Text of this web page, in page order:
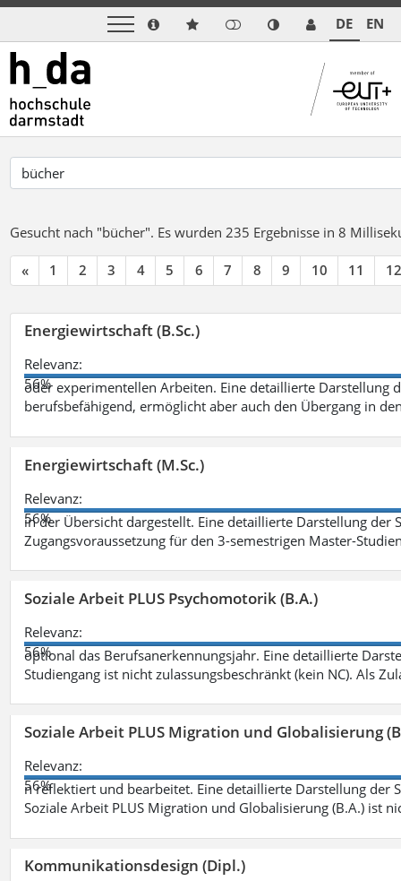
DE EN
Gesucht nach "bücher". Es wurden 235 Ergebnisse in 8
« 1 2 3 4 5 6 7 8 9 10 11 12
Energiewirtschaft (B.Sc.)
Relevanz:
56%
oder experimentellen Arbeiten. Eine detaillierte Darstellung
berufsbefähigend, ermöglicht aber auch den Übergang in
Energiewirtschaft (M.Sc.)
Relevanz:
56%
in der Übersicht dargestellt. Eine detaillierte Darstellung der
Zugangsvoraussetzung für den 3-semestrigen Master-
Soziale Arbeit PLUS Psychomotorik (B.A.)
Relevanz:
56%
optional das Berufsanerkennungsjahr. Eine detaillierte
Studiengang ist nicht zulassungsbeschränkt (kein NC). Als
Soziale Arbeit PLUS Migration und Globalisierung
Relevanz:
56%
n reflektiert und bearbeitet. Eine detaillierte Darstellung der
Soziale Arbeit PLUS Migration und Globalisierung (B.A.) ist
Kommunikationsdesign (Dipl.)